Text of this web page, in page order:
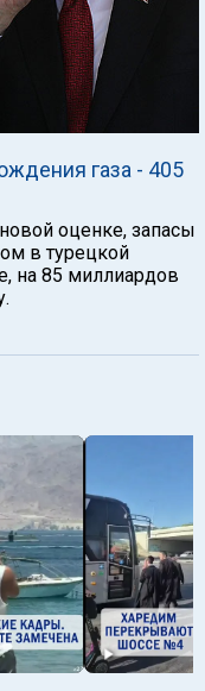
газа - 405
оценке, запасы
в турецкой
на 85 миллиардов